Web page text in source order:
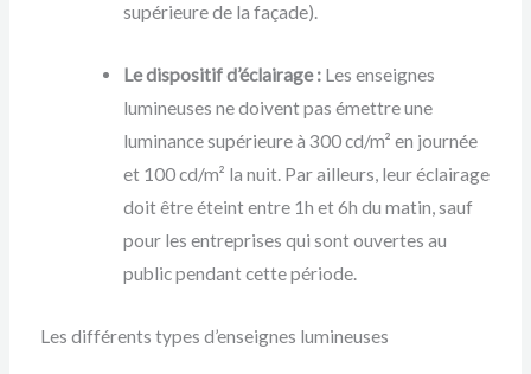
supérieure de la façade).
Le dispositif d’éclairage : Les enseignes
lumineuses ne doivent pas émettre une
luminance supérieure à 300 cd/m² en journée
et 100 cd/m² la nuit. Par ailleurs, leur éclairage
doit être éteint entre 1h et 6h du matin, sauf
pour les entreprises qui sont ouvertes au
public pendant cette période.
Les différents types d’enseignes lumineuses